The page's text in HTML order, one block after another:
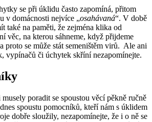
se při úklidu často zapomíná, přitom
v domácnosti nejvíce „osahávaná“. V době
také na paměti, že zejména klika od
věc, na kterou sáhneme, když přijdeme
proto se může stát semeništěm virů. Ale ani
vypínačů či úchytek skříní nezapomínejte.
poradit se spoustou věcí pěkně ručně
spoustu pomocníků, kteří nám s úklidem
dobře sloužily, nezapomínejte, že i o ně se